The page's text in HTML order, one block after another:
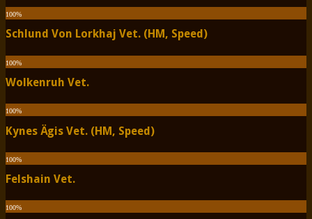
100%
Schlund Von Lorkhaj Vet. (HM, Speed)
100%
Wolkenruh Vet.
100%
Kynes Ägis Vet. (HM, Speed)
100%
Felshain Vet.
100%